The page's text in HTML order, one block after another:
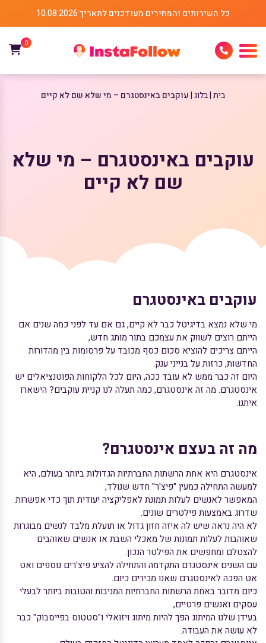
כל השירותים והמחירים מעודכנים לתאריך 10.08.2026
0
בית בלוג עוקבים באינסטגרם – מי שלא שם לא קיים
עוקבים באינסטגרם – מי שלא
שם לא קיים
עוקבים באינסטגרם
מי שלא נמצא בדיגיטל כבר לא קיים, גם אם עד לפני כמה שנים אם
הייתם רוצים לשווק את עצמכם בתור מותג חדש,
הייתם צריכים להוציא סכום כסף מכובד על פרסומות בין מהדורות
החדשות, כרזות על בנייני ענק.
היום זה כבר ממש לא עובד ככה, היום לכל הלקוחות הפוטנציאלים יש
אינסטגרם. מה זה אינסטגרם, כמה תעלה לנו קניית עוקבים? הישארו
איתנו.
מה זה בעצם אינסטגרם?
אינסטגרם היא אחת הרשתות החברתיות הגדולות ביותר בעולם, היא
למעשה התחילה כמעין "פיצ'ר" חדש שנולד,
המאפשר לאנשים לעלות תמונת לאפליקציה יעודית תוך כדי אפשרות
שדרוג באמצעות פילטרים שונים.
לא היה נראה שיש לה איזה חזון גדול או תועלת מלבד לנשים מבוגרות
שאוהבות לעלות תמונות של מאכלי השבת או אנשים שאוהבים
להצטלם ומחפשים את הפילטר הנכון.
עם השנים אינסטגרם התקדמה והתחילה להציע פיצ'רים נוספים ואט
אט הפכה לאינסטגרם שאנו מכירים כיום.
כיום מדובר באחת הרשתות החברתיות המניבות והטובות ביותר לבעלי
עסקים ואנשים פרטיים,
בעידן שלנו המיתוג הפך להיות מיתוג ויזואלי ו"סטטוס בפייסבוק" כבר
לא עושה את העבודה.